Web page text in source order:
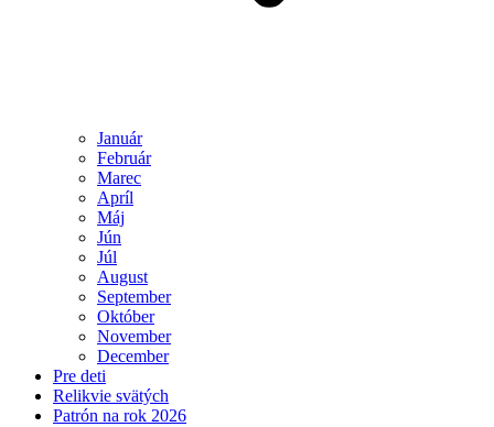
Január
Február
Marec
Apríl
Máj
Jún
Júl
August
September
Október
November
December
Pre deti
Relikvie svätých
Patrón na rok 2026